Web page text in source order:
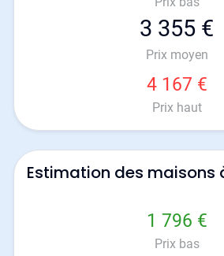
3 355 €
Prix moyen
4 167 €
Prix haut
Estimation des maisons
1 796 €
Prix bas